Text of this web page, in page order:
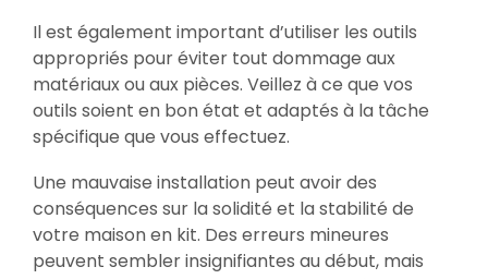
Il est également important d’utiliser les outils
appropriés pour éviter tout dommage aux
matériaux ou aux pièces. Veillez à ce que vos
outils soient en bon état et adaptés à la tâche
spécifique que vous effectuez.
Une mauvaise installation peut avoir des
conséquences sur la solidité et la stabilité de
votre maison en kit. Des erreurs mineures
peuvent sembler insignifiantes au début, mais